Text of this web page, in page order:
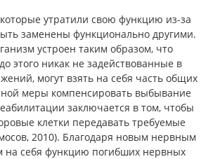
утратили свою функцию из-за
заменены функционально другими.
устроен таким образом, что
этого никак не задействованные в
могут взять на себя часть общих
меры компенсировать выбывание
заключается в том, чтобы
клетки передавать требуемые
2010). Благодаря новым нервным
на себя функцию погибших нервных